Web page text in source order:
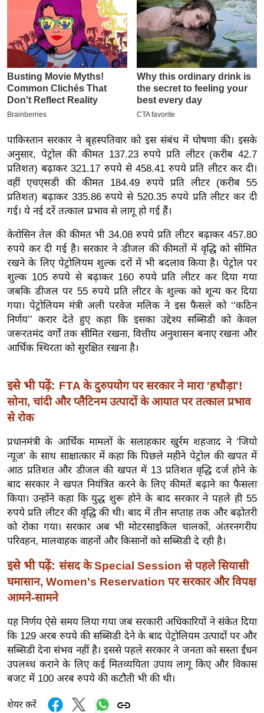
म
-
पे
प
र
मि
सा
ल
बे
मि
सा
ल
श
ख्सि
य
त
यं
ग
या
सा
हि
त्य
ज
ग
त
ऑ
टो
व
र्ल्ड
न्यू
ज
ब्री
म
नो
रं
ज
ज
पाकिस्तान सरकार ने बृहस्पतिवार को इस संबंध में घोषणा की। इसके
अनुसार, पेट्रोल की कीमत 137.23 रुपये प्रति लीटर (करीब 42.7
प्रतिशत) बढ़ाकर 321.17 रुपये से 458.41 रुपये प्रति लीटर कर दी।
वहीं एचएसडी की कीमत 184.49 रुपये प्रति लीटर (करीब 55
प्रतिशत) बढ़ाकर 335.86 रुपये से 520.35 रुपये प्रति लीटर कर दी
गई। ये नई दरें तत्काल प्रभाव से लागू हो गई हैं।
केरोसिन तेल की कीमत भी 34.08 रुपये प्रति लीटर बढ़ाकर 457.80
रुपये कर दी गई है। सरकार ने डीजल की कीमतों में वृद्धि को सीमित
रखने के लिए पेट्रोलियम शुल्क दरों में भी बदलाव किया है। पेट्रोल पर
शुल्क 105 रुपये से बढ़ाकर 160 रुपये प्रति लीटर कर दिया गया
जबकि डीजल पर 55 रुपये प्रति लीटर के शुल्क को शून्य कर दिया
गया। पेट्रोलियम मंत्री अली परवेज मलिक ने इस फैसले को ‘‘कठिन
निर्णय’’ करार देते हुए कहा कि इसका उद्देश्य सब्सिडी को केवल
जरूरतमंद वर्गों तक सीमित रखना, वित्तीय अनुशासन बनाए रखना और
आर्थिक स्थिरता को सुरक्षित रखना है।
इसे भी पढ़ें: FTA के दुरुपयोग पर सरकार ने मारा 'हथौड़ा'!
सोना, चांदी और प्लैटिनम उत्पादों के आयात पर तत्काल प्रभाव
से रोक
प्रधानमंत्री के आर्थिक मामलों के सलाहकार खुर्रम शहजाद ने ‘जियो
न्यूज’ के साथ साक्षात्कार में कहा कि पिछले महीने पेट्रोल की खपत में
आठ प्रतिशत और डीजल की खपत में 13 प्रतिशत वृद्धि दर्ज होने के
बाद सरकार ने खपत नियंत्रित करने के लिए कीमतें बढ़ाने का फैसला
किया। उन्होंने कहा कि युद्ध शुरू होने के बाद सरकार ने पहले ही 55
रुपये प्रति लीटर की वृद्धि की थी। बाद में तीन सप्ताह तक और बढ़ोतरी
को रोका गया। सरकार अब भी मोटरसाइकिल चालकों, अंतरनगरीय
परिवहन, मालवाहक वाहनों और किसानों को सब्सिडी दे रही है।
इसे भी पढ़ें: संसद के Special Session से पहले सियासी
घमासान, Women's Reservation पर सरकार और विपक्ष
आमने-सामने
यह निर्णय ऐसे समय लिया गया जब सरकारी अधिकारियों ने संकेत दिया
कि 129 अरब रुपये की सब्सिडी देने के बाद पेट्रोलियम उत्पादों पर और
सब्सिडी देना संभव नहीं है। इससे पहले सरकार ने जनता को सस्ता ईंधन
उपलब्ध कराने के लिए कई मितव्ययिता उपाय लागू किए और विकास
बजट में 100 अरब रुपये की कटौती भी की थी।
शेयर करें